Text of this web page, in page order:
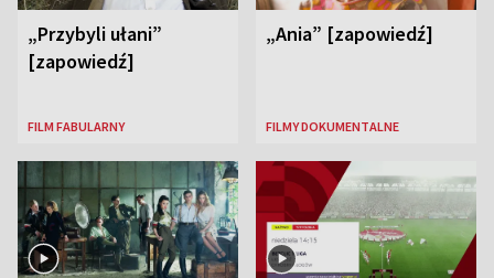
„Przybyli ułani”
[zapowiedź]
FILM FABULARNY
„Ania” [zapowiedź]
FILMY DOKUMENTALNE